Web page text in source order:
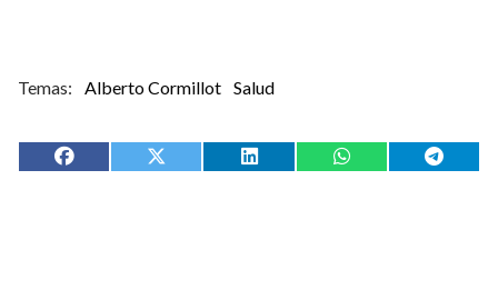
Alberto Cormillot Salud